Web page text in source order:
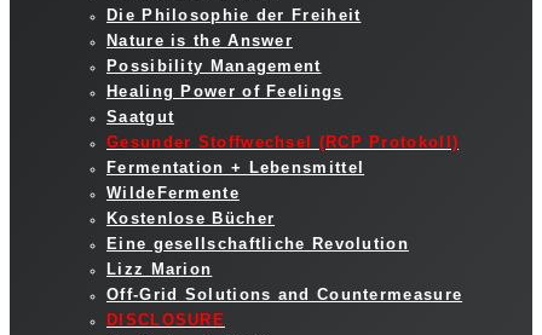
Die Philosophie der Freiheit
Nature is the Answer
Possibility Management
Healing Power of Feelings
Saatgut
Gesunder Stoffwechsel (RCP Protokoll)
Fermentation + Lebensmittel
WildeFermente
Kostenlose Bücher
Eine gesellschaftliche Revolution
Lizz Marion
Off-Grid Solutions and Countermeasure
DISCLOSURE